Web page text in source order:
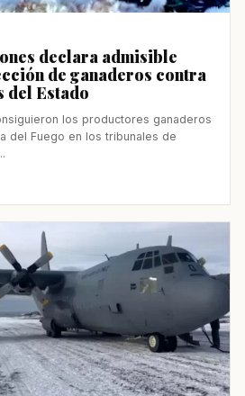
declara admisible
de ganaderos contra
del Estado
los productores ganaderos
del Fuego en los tribunales de